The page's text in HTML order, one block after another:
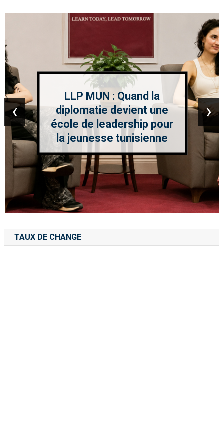
LLP MUN : Quand la
diplomatie devient une
école de leadership pour
la jeunesse tunisienne
‹ ›
TAUX DE CHANGE